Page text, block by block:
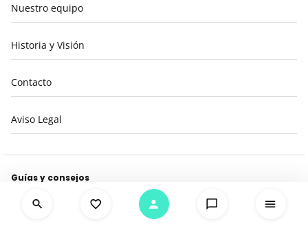
Nuestro equipo
Historia y Visión
Contacto
Aviso Legal
Guías y consejos